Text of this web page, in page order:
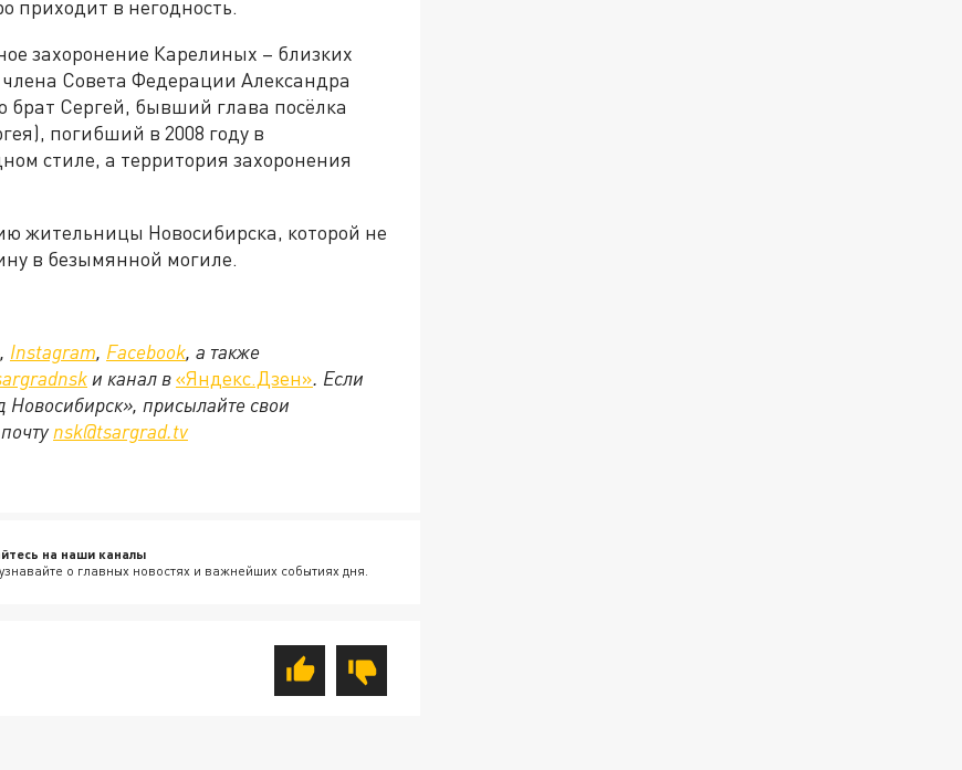
приходит в негодность.
захоронение Карелиных – близких
Совета Федерации Александра
брат Сергей, бывший глава посёлка
погибший в 2008 году в
стиле, а территория захоронения
жительницы Новосибирска, которой не
в безымянной могиле.
, Instagram, Facebook, а также
и канал в«Яндекс.Дзен». Если
Новосибирск», присылайте свои
nsk@tsargrad.tv
на наши каналы
о главных новостях и важнейших событиях дня.